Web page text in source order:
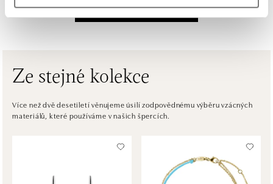
ALOve OC Eurovea, Bratislava
Pribinova 8, 811 09 Bratislava
tel.: +421917090467
HALADA OC Avion, Bratislava
Ivanská cesta 16, 821 04 Bratislava
ZOBRAZIT VŠECHNY BUTIKY
Ze stejné kolekce
Více než dvě desetiletí věnujeme úsilí zodpovědnému výběru vzácných
materiálů, které používáme v našich špercích.